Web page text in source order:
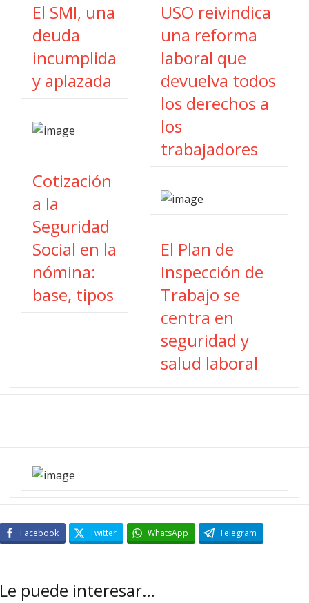
El SMI, una
deuda
incumplida
y aplazada
Cotización
a la
Seguridad
Social en la
nómina:
base, tipos
USO reivindica
una reforma
laboral que
devuelva todos
los derechos a
los
trabajadores
El Plan de
Inspección de
Trabajo se
centra en
seguridad y
salud laboral
Facebook Twitter WhatsApp Telegram
Le puede interesar…